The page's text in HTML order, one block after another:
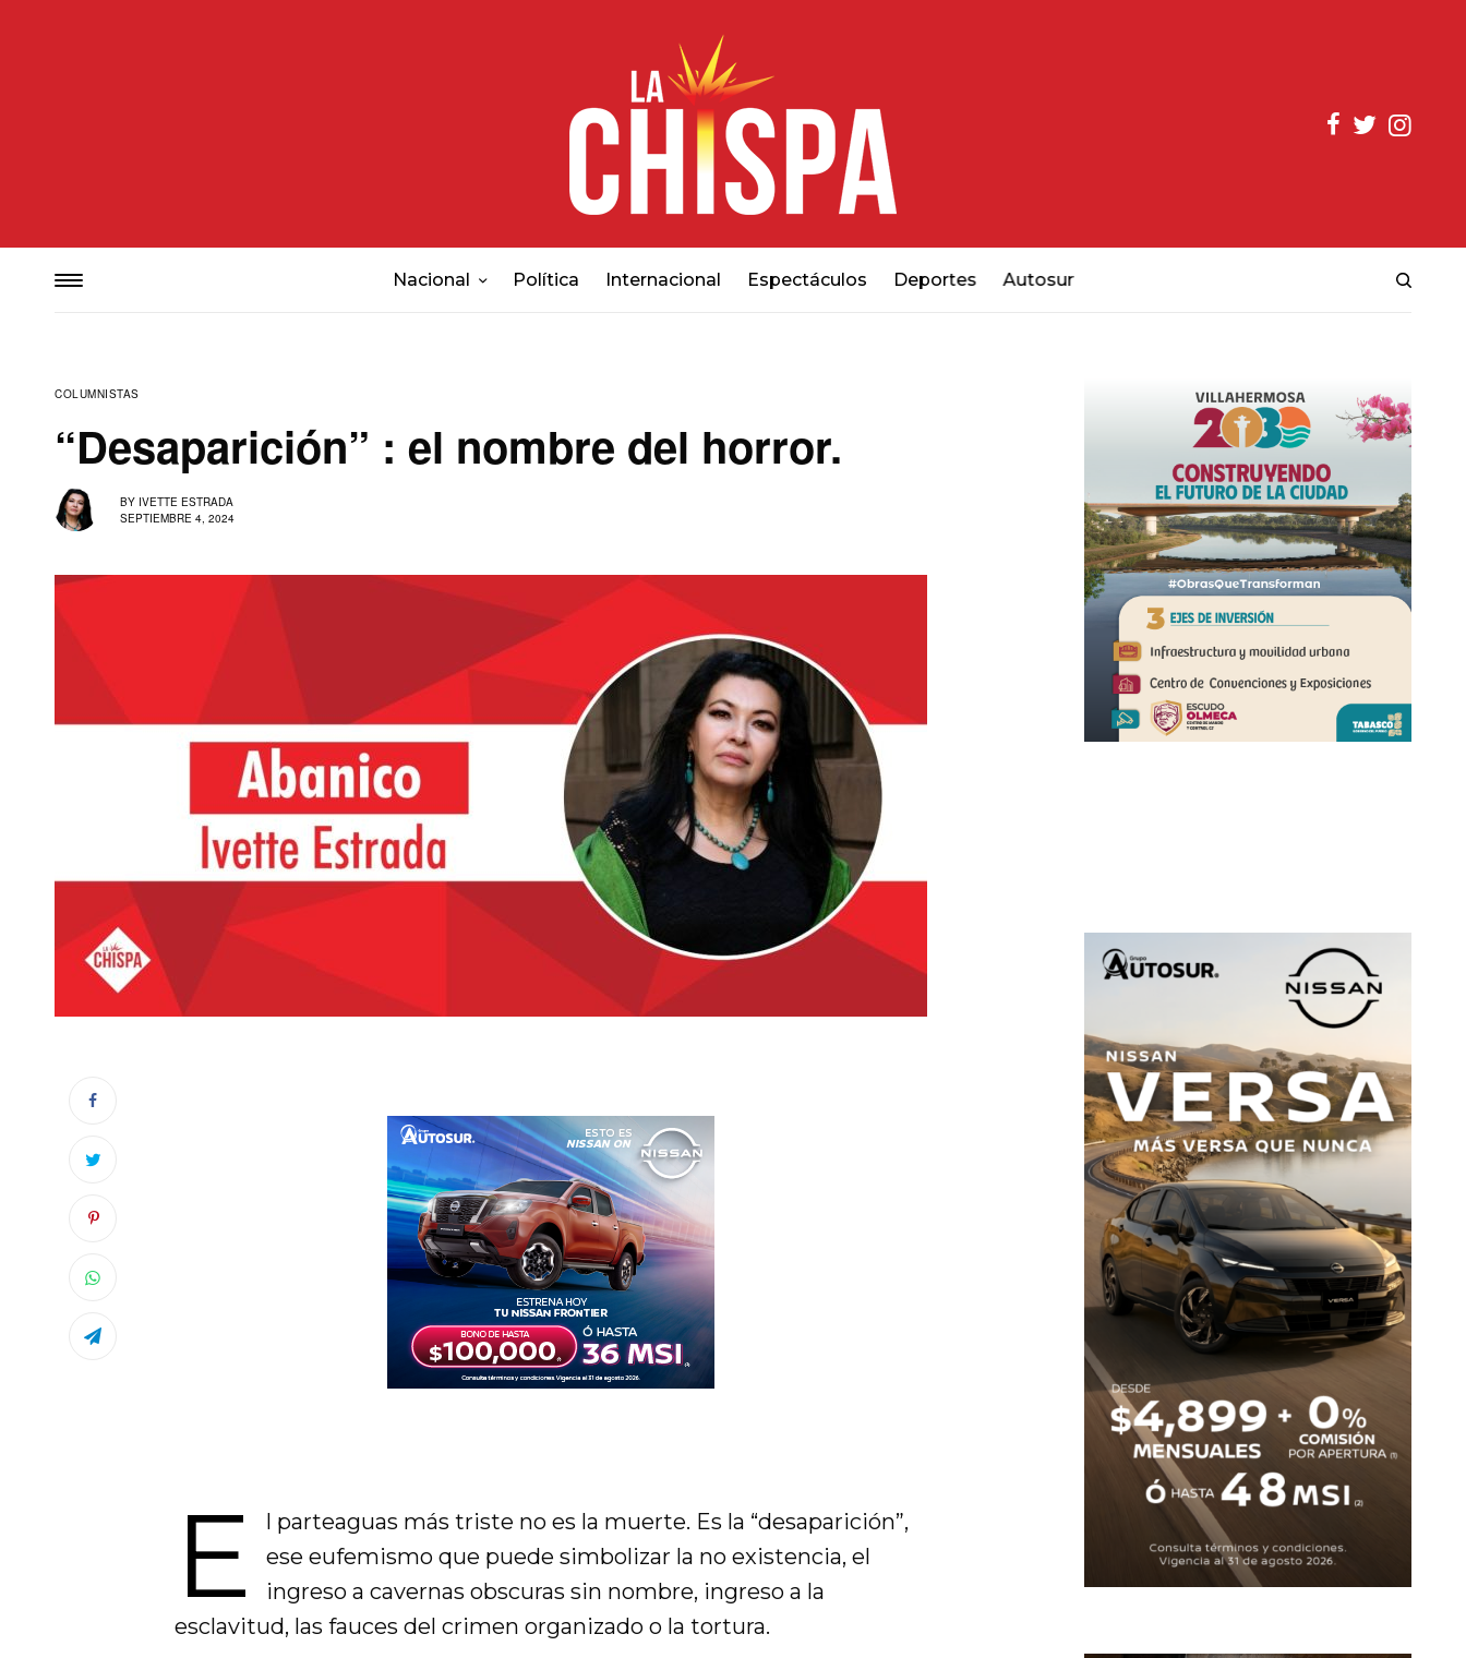
Nacional Política Internacional Espectáculos Deportes Autosur
COLUMNISTAS
“Desaparición” : el nombre del horror.
BY IVETTE ESTRADA
SEPTIEMBRE 4, 2024
E
l parteaguas más triste no es la muerte. Es la “desaparición”,
ese eufemismo que puede simbolizar la no existencia, el
ingreso a cavernas obscuras sin nombre, ingreso a la
esclavitud, las fauces del crimen organizado o la tortura.